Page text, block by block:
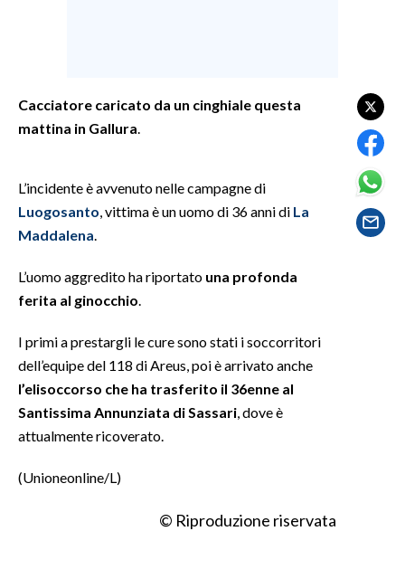
SPETTACOLI
SALUTE
SARDEGNA TURISMO
SARDI NEL MONDO
NOTIZIE
#CARAUNIONE
3 MINUTI CON
Cacciatore caricato da un cinghiale questa
mattina in Gallura
L’incidente è avvenuto nelle campagne di
Luogosanto , vittima è un uomo di 36 anni di La
Maddalena
L’uomo aggredito ha riportato una profonda
ferita al ginocchio
I primi a prestargli le cure sono stati i soccorritori
dell’equipe del 118 di Areus, poi è arrivato anche
l’elisoccorso che ha trasferito il 36enne al
Santissima Annunziata di Sassari , dove è
attualmente ricoverato.
(Unioneonline/L)
© Riproduzione riservata